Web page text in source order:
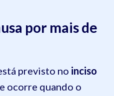
por mais de
previsto no inciso
e ocorre quando o